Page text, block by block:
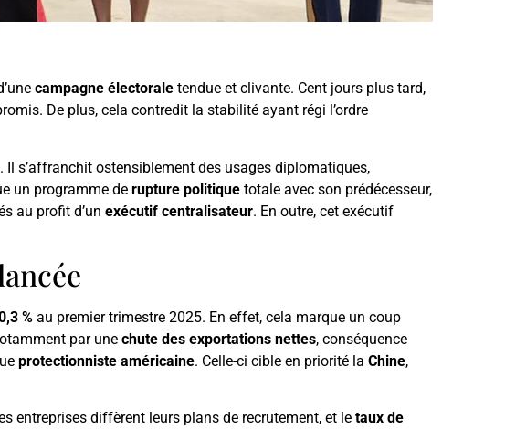
campagne électorale tendue et clivante. Cent jours plus tard,
De plus, cela contredit la stabilité ayant régi l’ordre
s’affranchit ostensiblement des usages diplomatiques,
un programme de rupture politique totale avec son prédécesseur,
au profit d’un exécutif centralisateur. En outre, cet exécutif
% au premier trimestre 2025. En effet, cela marque un coup
par une chute des exportations nettes, conséquence
protectionniste américaine. Celle-ci cible en priorité la Chine,
entreprises diffèrent leurs plans de recrutement, et le taux de